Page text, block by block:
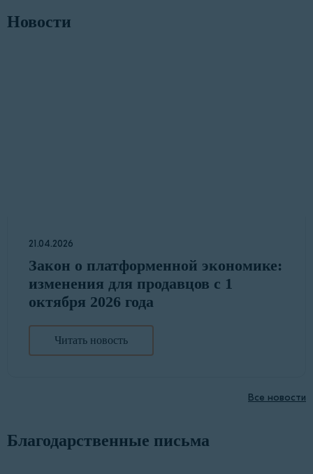
Новости
21.04.2026
Закон о платформенной экономике:
изменения для продавцов с 1
октября 2026 года
Читать новость
Все новости
Благодарственные письма